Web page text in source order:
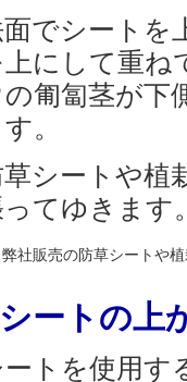
でシートを
上にして重
の匍匐茎が下
。
草シートや植
てゆきます
弊社販売の防草シートや
ートの上
ートを使用す